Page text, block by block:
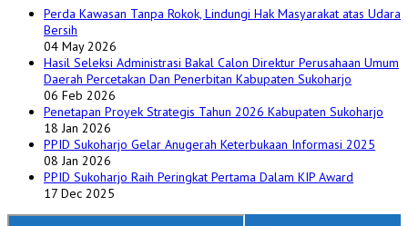
Perda Kawasan Tanpa Rokok, Lindungi Hak Masyarakat atas Udara
Bersih
04 May 2026
Hasil Seleksi Administrasi Bakal Calon Direktur Perusahaan Umum
Daerah Percetakan Dan Penerbitan Kabupaten Sukoharjo
06 Feb 2026
Penetapan Proyek Strategis Tahun 2026 Kabupaten Sukoharjo
18 Jan 2026
PPID Sukoharjo Gelar Anugerah Keterbukaan Informasi 2025
08 Jan 2026
PPID Sukoharjo Raih Peringkat Pertama Dalam KIP Award
17 Dec 2025